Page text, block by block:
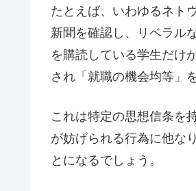
たとえば、いわゆるネト
新聞を確認し、リベラル
を購読している学生だけ
され「就職の機会均等」
これは特定の思想信条を
が妨げられる行為に他な
とになるでしょう。